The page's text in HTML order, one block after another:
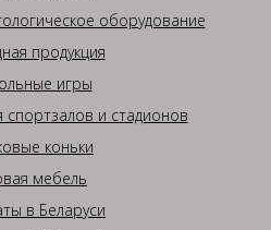
оборудование
продукция
игры
и стадионов
коньки
мебель
в Беларуси